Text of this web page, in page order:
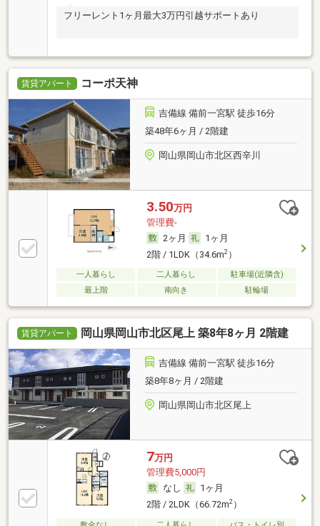
フリーレント1ヶ月最大3万円引越サポートあり
賃貸アパート コーポ天神
吉備線 備前一宮駅 徒歩16分
築48年6ヶ月 / 2階建
岡山県岡山市北区西辛川
3.50万円
管理費-
2ヶ月
1ヶ月
2階 / 1LDK（34.6m2）
一人暮らし 二人暮らし
駐車場(近隣含)
最上階
南向き 駐輪場
賃貸アパート 岡山県岡山市北区尾上 築8年8ヶ月 2階建
吉備線 備前一宮駅 徒歩16分
築8年8ヶ月 / 2階建
岡山県岡山市北区尾上
7万円
管理費5,000円
なし
1ヶ月
2階 / 2LDK（66.72m2）